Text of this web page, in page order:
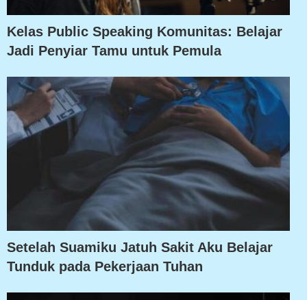
Kelas Public Speaking Komunitas: Belajar
Jadi Penyiar Tamu untuk Pemula
Setelah Suamiku Jatuh Sakit Aku Belajar
Tunduk pada Pekerjaan Tuhan